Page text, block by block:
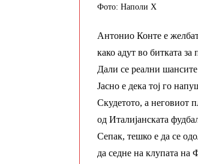
Фото: Наполи Х
Антонио Конте е
како адут во битката за
Дали се реални
Јасно е дека тој го
Скудетото, а неговиот
од Италијанската
Сепак, тешко е да се
да седне на клупата на